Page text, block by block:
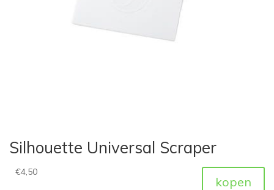
Silhouette Universal Scraper
€4,50
kopen